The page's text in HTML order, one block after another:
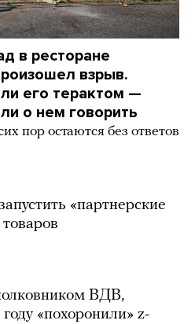
в ресторане
взрыв.
его терактом —
о нем говорить
пор остаются без ответов
«партнерские
ВДВ,
«похоронили» z-